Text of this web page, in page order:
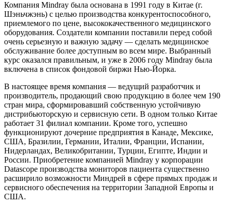
Компания Mindray была основана в 1991 году в Китае (г.
Шэньчжэнь) с целью производства конкурентоспособного,
приемлемого по цене, высококачественного медицинского
оборудования. Создатели компании поставили перед собой
очень серьезную и важную задачу — сделать медицинское
обслуживание более доступным во всем мире. Выбранный
курс оказался правильным, и уже в 2006 году Mindray была
включена в список фондовой биржи Нью-Йорка.
В настоящее время компания — ведущий разработчик и
производитель, продающий свою продукцию в более чем 190
стран мира, сформировавший собственную устойчивую
дистрибьюторскую и сервисную сети. В одном только Китае
работает 31 филиал компании. Кроме того, успешно
функционируют дочерние предприятия в Канаде, Мексике,
США, Бразилии, Германии, Италии, Франции, Испании,
Нидерландах, Великобритании, Турции, Египте, Индии и
России. Приобретение компанией Mindray у корпорации
Datascope производства мониторов пациента существенно
расширило возможности Миндрей в сфере прямых продаж и
сервисного обеспечения на территории Западной Европы и
США.